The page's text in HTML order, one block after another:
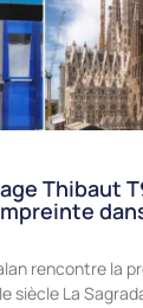
Thibaut
rencontre la
siècle La